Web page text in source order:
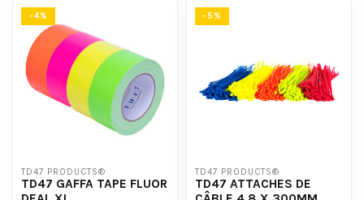
-4%
TD47 PRODUCTS®
TD47 GAFFA TAPE FLUOR
-5%
TD47 PRODUCTS®
TD47 ATTACHES DE